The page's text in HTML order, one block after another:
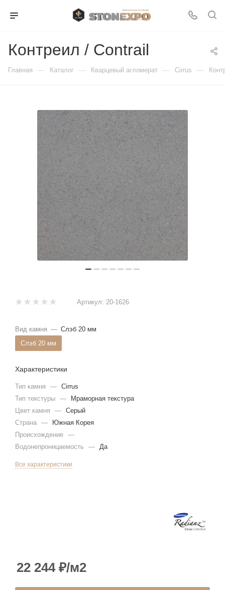
Контреил / Contrail
Главная — Каталог — Кварцевый агломерат — Cirrus —
Артикул: 20-1626
Вид камня — Слэб 20 мм
Слэб 20 мм
Характеристики
Тип камня — Cirrus
Тип текстуры —
Мраморная текстура
Цвет камня
— Серый
Страна —
Южная Корея
Происхождение —
Водонепроницаемость
— Да
Все характеристики
22 244₽/м2